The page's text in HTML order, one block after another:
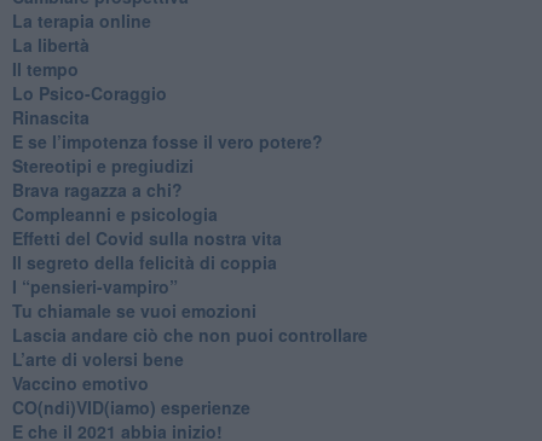
La terapia online
La libertà
​Il tempo
​Lo Psico-Coraggio
Rinascita
​E se l’impotenza fosse il vero potere?
Stereotipi e pregiudizi
​Brava ragazza a chi?
​Compleanni e psicologia
Effetti del Covid sulla nostra vita
Il segreto della felicità di coppia
​I “pensieri-vampiro”
​Tu chiamale se vuoi emozioni
​Lascia andare ciò che non puoi controllare
L’arte di volersi bene
​Vaccino emotivo
CO(ndi)VID(iamo) esperienze
​E che il 2021 abbia inizio!